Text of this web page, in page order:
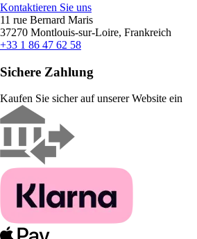
Kontaktieren Sie uns
11 rue Bernard Maris
37270 Montlouis-sur-Loire, Frankreich
+33 1 86 47 62 58
Sichere Zahlung
Kaufen Sie sicher auf unserer Website ein